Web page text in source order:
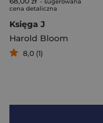
cena detaliczna
Księga J
Harold Bloom
8,0 (1)